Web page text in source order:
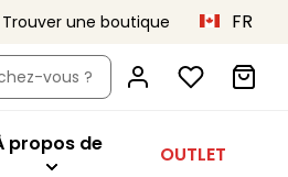
Trouver une boutique FR
vous ?
propos de
propos de
x Vivian Hoorn
ça, Primadonna
Le projet Body Love
OUTLET